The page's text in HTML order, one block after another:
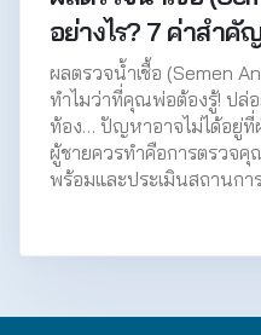
อย่างไร? 7 ค่าสำ
ผลตรวจน้ำเชื้อ (Semen
ทำไมว่าที่คุณพ่อต้องรู้! ปล่อ
ท้อง… ปัญหาอาจไม่ได้อยู่
ผู้ชายควรทำคือการตรวจคุ
พร้อมและประเมินสถานก